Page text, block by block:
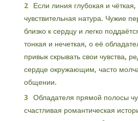
Если линия глубокая и
чувствительная натура. Чужие
близко к сердцу и легко
тонкая и нечеткая, о её
привык скрывать свои чувства,
сердце окружающим, часто
общении.
Обладателя прямой полосы
счастливая романтическая